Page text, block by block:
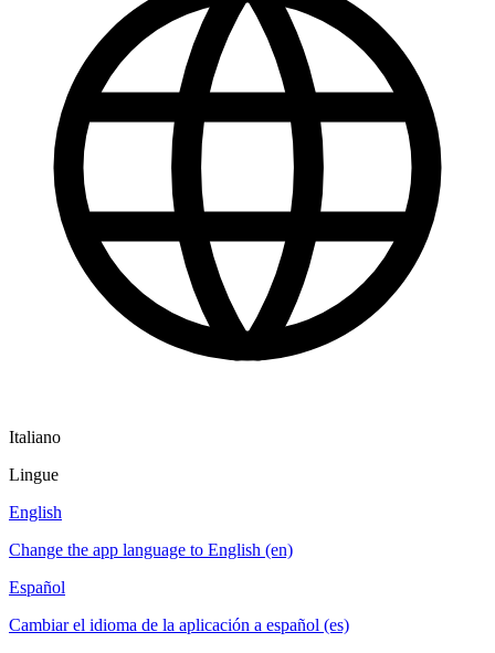
Italiano
Lingue
English
Change the app language to English (en)
Español
Cambiar el idioma de la aplicación a español (es)